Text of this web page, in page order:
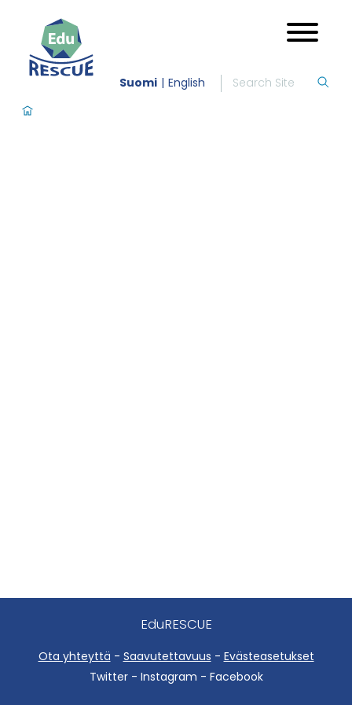
Suomi English
EduRESCUE
Ota yhteyttä - Saavutettavuus - Evästeasetukset
Twitter - Instagram - Facebook